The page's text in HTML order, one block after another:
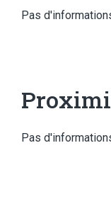
Pas
Pas